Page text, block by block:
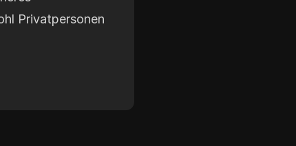
Privatpersonen